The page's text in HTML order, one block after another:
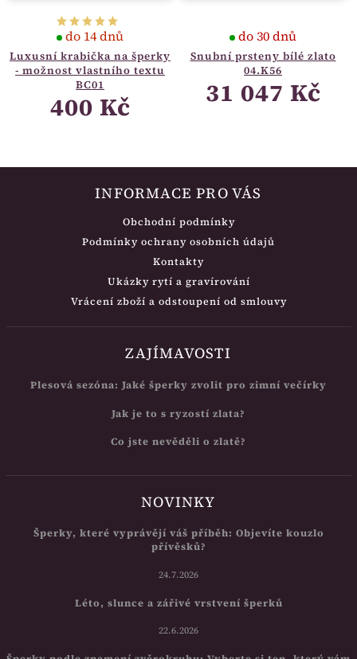
Luxusní krabička na šperky
- možnost vlastního textu
BC01
do 14 dnů
400 Kč
Snubní prsteny bílé zlato
04.K56
do 30 dnů
31 047 Kč
INFORMACE PRO VÁS
Obchodní podmínky
Podmínky ochrany osobních údajů
Kontakty
Ukázky rytí a gravírování
Vrácení zboží a odstoupení od smlouvy
ZAJÍMAVOSTI
Plesová sezóna: Jaké šperky zvolit pro zimní večírky
Jak je to s ryzostí zlata?
Co jste nevěděli o zlatě?
NOVINKY
Šperky, které vyprávějí váš příběh: Objevíte kouzlo
přívěsků?
24.7.2026
Léto, slunce a zářivé vrstvení šperků
22.6.2026